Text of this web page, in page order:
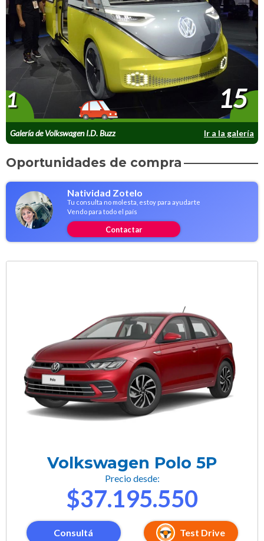
Galería de Volkswagen I.D. Buzz Ir a la galería
1 15
Oportunidades de compra
Natividad Zotelo
Tu consulta no molesta, estoy para ayudarte
Vendo para todo el país
Contactar
Volkswagen Polo 5P
Precio desde:
$37.195.550
Consultá Test Drive